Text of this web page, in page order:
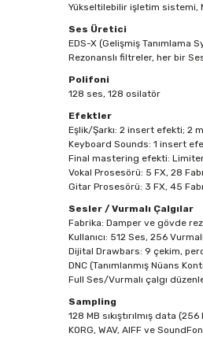
Yükseltilebilir işletim sistemi,
Ses Üretici
EDS-X (Gelişmiş Tanımlama
Rezonanslı filtreler, her bir
Polifoni
128 ses, 128 osilatör
Efektler
Eşlik/Şarkı: 2 insert efekti; 2
Keyboard Sounds: 1 insert
Final mastering efekti:
Vokal Prosesörü: 5 FX, 28
Gitar Prosesörü: 3 FX, 45
Sesler / Vurmalı Çalgılar
Fabrika: Damper ve gövde
Kullanıcı: 512 Ses, 256
Dijital Drawbars: 9 çekim,
DNC (Tanımlanmış Nüans
Full Ses/Vurmalı çalgı
Sampling
128 MB sıkıştırılmış data
KORG, WAV, AIFF ve